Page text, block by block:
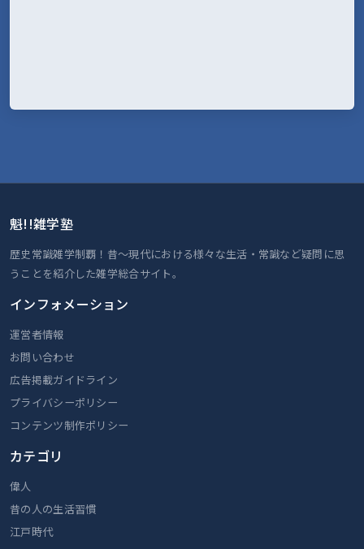
魁!!雑学塾
歴史常識雑学制覇！昔～現代における様々な生活・常識など疑問に思
うことを紹介した雑学総合サイト。
インフォメーション
運営者情報
お問い合わせ
広告掲載ガイドライン
プライバシーポリシー
コンテンツ制作ポリシー
カテゴリ
偉人
昔の人の生活習慣
江戸時代